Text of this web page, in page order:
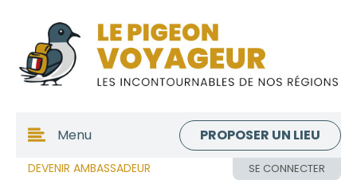
DEVENIR AMBASSADEUR SE CONNECTER
Menu PROPOSER UN LIEU